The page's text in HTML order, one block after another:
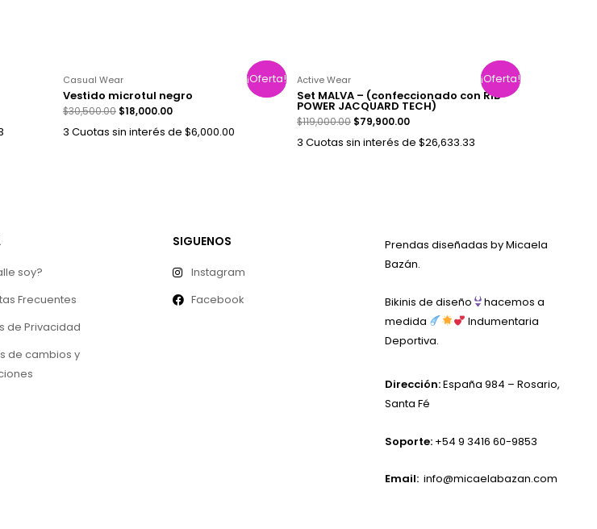
¡Oferta!
¡Oferta!
Casual Wear
Vestido microtul negro
$30,500.00 $18,000.00
3 Cuotas sin interés de $6,000.00
¡Oferta!
¡Oferta!
Active Wear
Set MALVA – (confeccionado con RIB
POWER JACQUARD TECH)
$119,000.00 $79,900.00
3 Cuotas sin interés de $26,633.33
soy?
Frecuentes
de Privacidad
de cambios y
SIGUENOS
Instagram
Facebook
Prendas diseñadas by Micaela
Bazán.
Bikinis de diseño
hacemos a
medida
Indumentaria
Deportiva.
Dirección:España 984 – Rosario,
Santa Fé
Soporte: +54 9 3416 60-9853
Email: info@micaelabazan.com